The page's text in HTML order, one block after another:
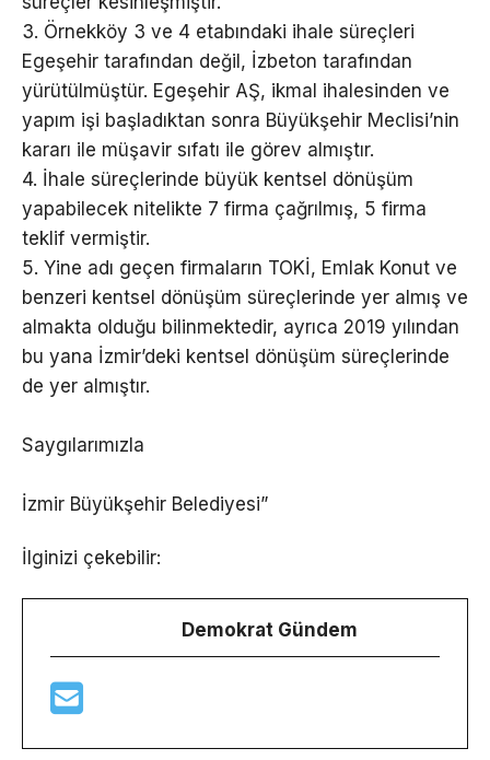
3. Örnekköy 3 ve 4 etabındaki ihale süreçleri
Egeşehir tarafından değil, İzbeton tarafından
yürütülmüştür. Egeşehir AŞ, ikmal ihalesinden ve
yapım işi başladıktan sonra Büyükşehir Meclisi’nin
kararı ile müşavir sıfatı ile görev almıştır.
4. İhale süreçlerinde büyük kentsel dönüşüm
yapabilecek nitelikte 7 firma çağrılmış, 5 firma
teklif vermiştir.
5. Yine adı geçen firmaların TOKİ, Emlak Konut ve
benzeri kentsel dönüşüm süreçlerinde yer almış ve
almakta olduğu bilinmektedir, ayrıca 2019 yılından
bu yana İzmir’deki kentsel dönüşüm süreçlerinde
de yer almıştır.
Saygılarımızla
İzmir Büyükşehir Belediyesi”
İlginizi çekebilir:
Demokrat Gündem